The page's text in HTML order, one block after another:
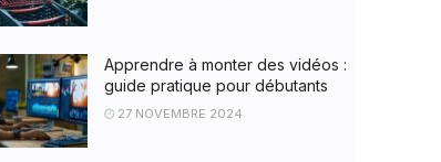
Apprendre à monter des vidéos :
guide pratique pour débutants
27 NOVEMBRE 2024